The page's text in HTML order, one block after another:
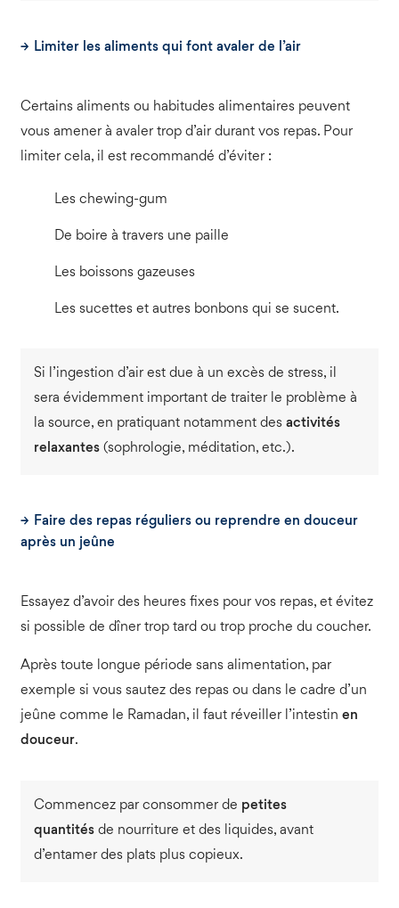
Limiter les aliments qui font avaler de l’air
Certains aliments ou habitudes alimentaires peuvent
vous amener à avaler trop d’air durant vos repas. Pour
limiter cela, il est recommandé d’éviter :
Les chewing-gum
De boire à travers une paille
Les boissons gazeuses
Les sucettes et autres bonbons qui se sucent.
Si l’ingestion d’air est due à un excès de stress, il
sera évidemment important de traiter le problème à
la source, en pratiquant notamment des activités
relaxantes(sophrologie, méditation, etc.).
Faire des repas réguliers ou reprendre en douceur
après un jeûne
Essayez d’avoir des heures fixes pour vos repas, et évitez
si possible de dîner trop tard ou trop proche du coucher.
Après toute longue période sans alimentation, par
exemple si vous sautez des repas ou dans le cadre d’un
jeûne comme le Ramadan, il faut réveiller l’intestin en
douceur.
Commencez par consommer de petites
quantitésde nourriture et des liquides, avant
d’entamer des plats plus copieux.